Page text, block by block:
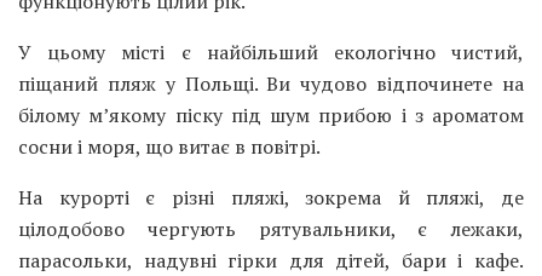
У цьому місті є найбільший екологічно чистий,
піщаний пляж у Польщі. Ви чудово відпочинете на
білому м’якому піску під шум прибою і з ароматом
сосни і моря, що витає в повітрі.
На курорті є різні пляжі, зокрема й пляжі, де
цілодобово чергують рятувальники, є лежаки,
парасольки, надувні гірки для дітей, бари і кафе.